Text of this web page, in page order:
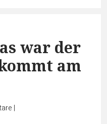
war der
am
|